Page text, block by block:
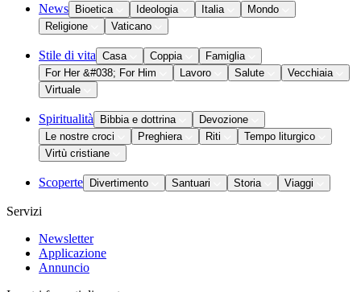
News Bioetica Ideologia Italia
Mondo
Religione
Vaticano
Stile di vita Casa Coppia
Famiglia
For Her &#038; For Him
Lavoro Salute
Vecchiaia
Virtuale
Spiritualità Bibbia e dottrina
Devozione
Le nostre croci
Preghiera Riti
Tempo liturgico
Virtù cristiane
Scoperte Divertimento Santuari Storia Viaggi
Servizi
Newsletter
Applicazione
Annuncio